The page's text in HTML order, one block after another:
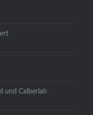
und Calberlah